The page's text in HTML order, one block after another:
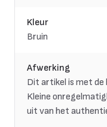
Kleur
Bruin
Afwerking
Dit artikel is met de
Kleine
uit van het